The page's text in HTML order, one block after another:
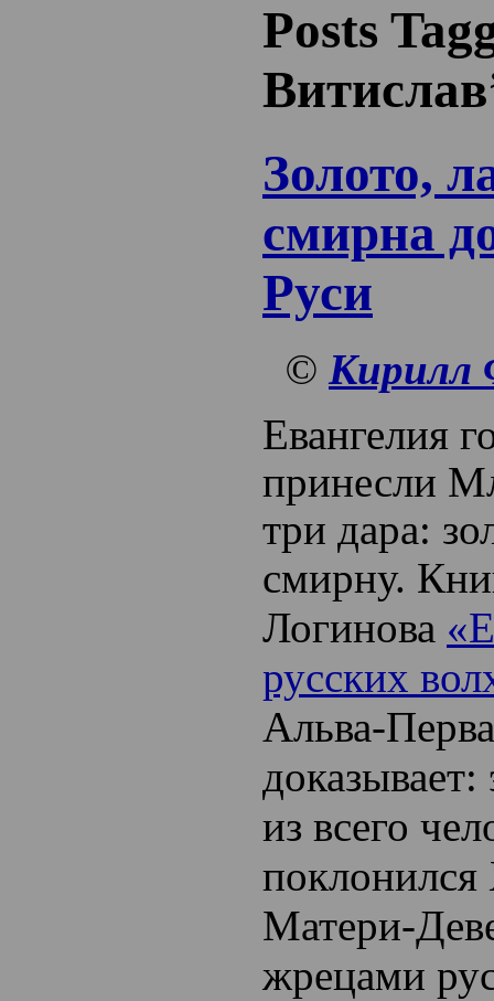
Posts
Золото,
смирна
Руси
© Кирилл
Евангелия
принесли
три дара:
смирну.
Логинова
русских
Альва-
из всего
Матери-
жрецами